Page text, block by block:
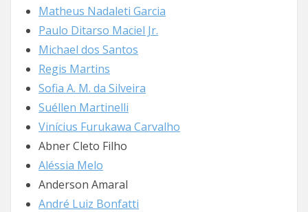
Matheus Nadaleti Garcia
Paulo Ditarso Maciel Jr.
Michael dos Santos
Regis Martins
Sofia A. M. da Silveira
Suéllen Martinelli
Vinícius Furukawa Carvalho
Abner Cleto Filho
Aléssia Melo
Anderson Amaral
André Luiz Bonfatti